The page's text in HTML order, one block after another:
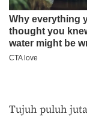
Tujuh puluh